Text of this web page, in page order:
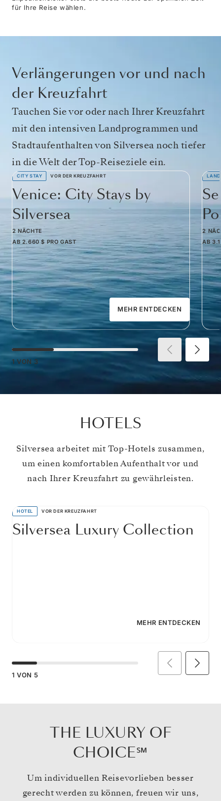
für Ihre Reise wählen.
Verlängerungen vor und nach
der Kreuzfahrt
Tauchen Sie vor oder nach Ihrer Kreuzfahrt
mit den intensiven Landprogrammen und
Stadtaufenthalten von Silversea noch tiefer
in die Welt der Top-Reiseziele ein.
CITY STAY VOR DER KREUZFAHRT
Venice: City Stays by
Silversea
2 NÄCHTE
AB 2.660 $ PRO GAST
MEHR ENTDECKEN
2
AB
1 VON 3
HOTELS
Silversea arbeitet mit Top-Hotels zusammen,
um einen komfortablen Aufenthalt vor und
nach Ihrer Kreuzfahrt zu gewährleisten.
HOTEL VOR DER KREUZFAHRT
Silversea Luxury Collection
MEHR ENTDECKEN
1 VON 5
THE LUXURY OF
CHOICE℠
Um individuellen Reisevorlieben besser
gerecht werden zu können, freuen wir uns,